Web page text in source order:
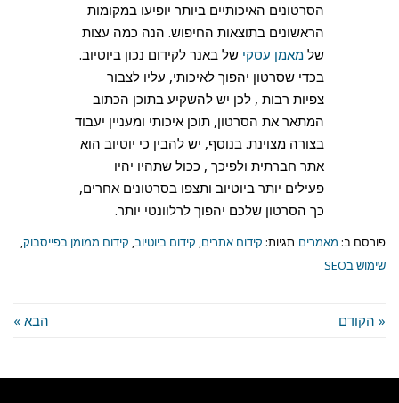
הסרטונים האיכותיים ביותר יופיעו במקומות
הראשונים בתוצאות החיפוש. הנה כמה עצות
של מאמן עסקי של באנר לקידום נכון ביוטיוב.
בכדי שסרטון יהפוך לאיכותי, עליו לצבור
צפיות רבות , לכן יש להשקיע בתוכן הכתוב
המתאר את הסרטון, תוכן איכותי ומעניין יעבוד
בצורה מצוינת. בנוסף, יש להבין כי יוטיוב הוא
אתר חברתית ולפיכך , ככול שתהיו יהיו
פעילים יותר ביוטיוב ותצפו בסרטונים אחרים,
כך הסרטון שלכם יהפוך לרלוונטי יותר.
פורסם ב: מאמרים תגיות: קידום אתרים, קידום ביוטיוב, קידום ממומן בפייסבוק,
שימוש בSEO
« הקודם הבא »